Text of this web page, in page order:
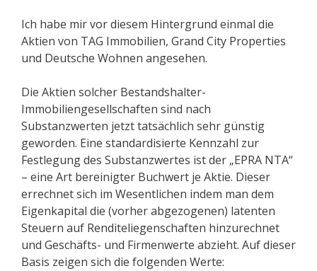
Ich habe mir vor diesem Hintergrund einmal die
Aktien von TAG Immobilien, Grand City Properties
und Deutsche Wohnen angesehen.
Die Aktien solcher Bestandshalter-
Immobiliengesellschaften sind nach
Substanzwerten jetzt tatsächlich sehr günstig
geworden. Eine standardisierte Kennzahl zur
Festlegung des Substanzwertes ist der „EPRA NTA“
– eine Art bereinigter Buchwert je Aktie. Dieser
errechnet sich im Wesentlichen indem man dem
Eigenkapital die (vorher abgezogenen) latenten
Steuern auf Renditeliegenschaften hinzurechnet
und Geschäfts- und Firmenwerte abzieht. Auf dieser
Basis zeigen sich die folgenden Werte: